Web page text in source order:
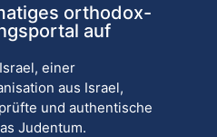
orthodox-
auf
einer
aus Israel,
und authentische
Judentum.